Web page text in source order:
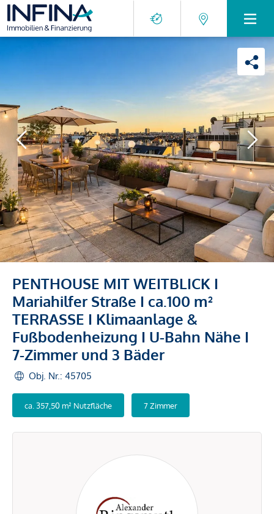
PENTHOUSE MIT WEITBLICK I
Mariahilfer Straße I ca.100 m²
TERRASSE I Klimaanlage &
Fußbodenheizung I U-Bahn Nähe I
7-Zimmer und 3 Bäder
Obj. Nr.: 45705
ca. 357,50 m² Nutzfläche 7 Zimmer